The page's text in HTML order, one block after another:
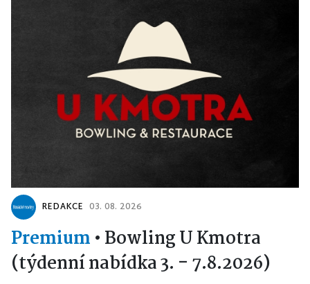
REDAKCE 03. 08. 2026
Premium • Bowling U Kmotra
(týdenní nabídka 3. - 7.8.2026)